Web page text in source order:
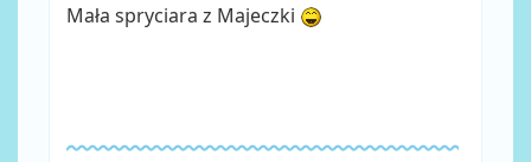
Mała spryciara z Majeczki